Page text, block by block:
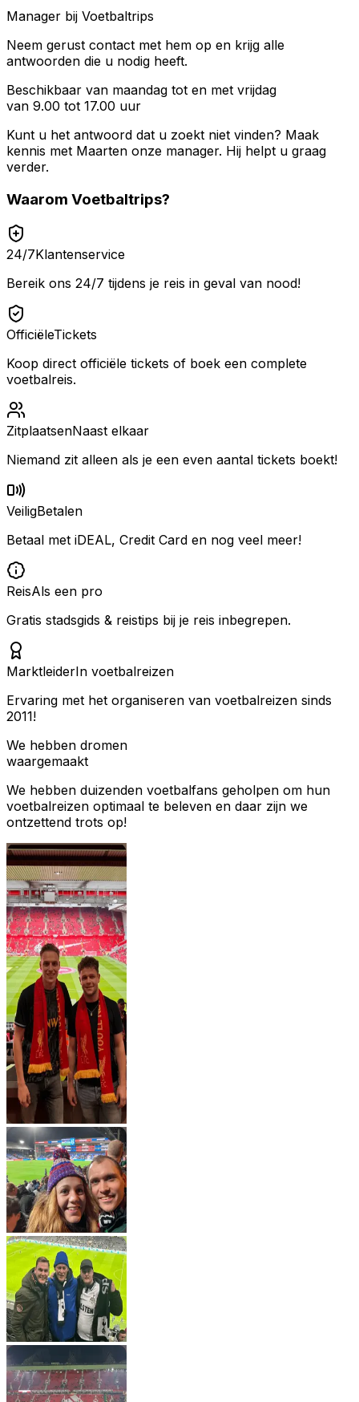
Manager bij Voetbaltrips
Neem gerust contact met hem op en krijg alle
antwoorden die u nodig heeft.
Beschikbaar van maandag tot en met vrijdag
van 9.00 tot 17.00 uur
Kunt u het antwoord dat u zoekt niet vinden? Maak
kennis met Maarten onze manager. Hij helpt u graag
verder.
Waarom Voetbaltrips?
24/7Klantenservice
Bereik ons 24/7 tijdens je reis in geval van nood!
OfficiëleTickets
Koop direct officiële tickets of boek een complete
voetbalreis.
ZitplaatsenNaast elkaar
Niemand zit alleen als je een even aantal tickets boekt!
VeiligBetalen
Betaal met iDEAL, Credit Card en nog veel meer!
ReisAls een pro
Gratis stadsgids & reistips bij je reis inbegrepen.
MarktleiderIn voetbalreizen
Ervaring met het organiseren van voetbalreizen sinds
2011!
We hebben dromen
waargemaakt
We hebben duizenden voetbalfans geholpen om hun
voetbalreizen optimaal te beleven en daar zijn we
ontzettend trots op!